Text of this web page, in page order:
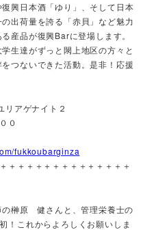
復興日本酒「ゆり」、そして日本
の出荷量を誇る「赤貝」など魅力
る産品が復興Barに登場します。
学生達がずっと閖上地区の方々と
をつないできた活動。是非！応援
アゲナイト２
０
fukkoubarginza
＋＋＋＋＋＋＋＋＋＋＋＋＋＋
の榊原 健さんと、管理栄養士の
！これからよろしくお願いしま